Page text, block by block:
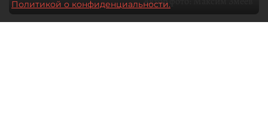
Политикой о конфиденциальности.